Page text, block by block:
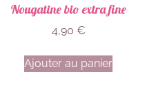
Nougatine bio extra fine
4,90 €
Ajouter au panier